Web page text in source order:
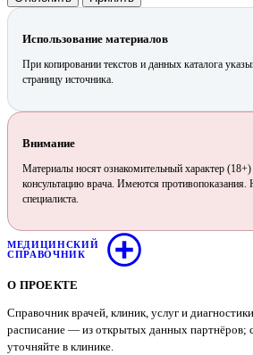
Использование материалов
При копировании текстов и данных каталога
страницу источника.
Внимание
Материалы носят ознакомительный характер
консультацию врача. Имеются противопоказания.
специалиста.
МЕДИЦИНСКИЙ
СПРАВОЧНИК
О ПРОЕКТЕ
Справочник врачей, клиник, услуг и
расписание — из открытых данных партнёров;
уточняйте в клинике.